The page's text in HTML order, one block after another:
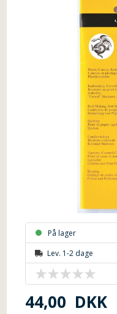
På lager
Lev. 1-2 dage
44,00 DKK